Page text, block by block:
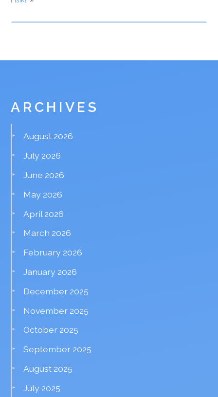
ARCHIVES
August 2026
July 2026
June 2026
May 2026
April 2026
March 2026
February 2026
January 2026
December 2025
November 2025
October 2025
September 2025
August 2025
July 2025